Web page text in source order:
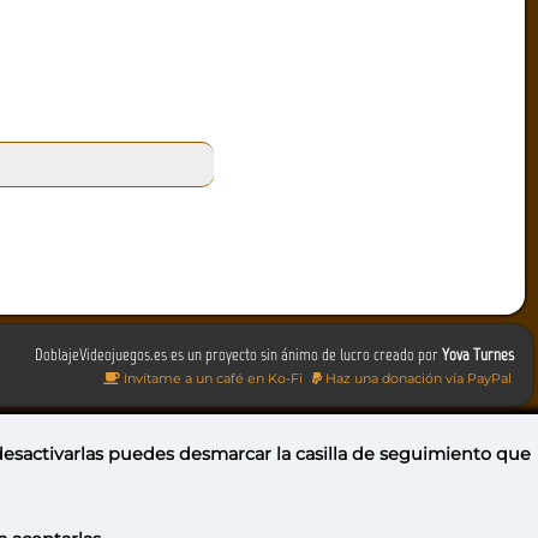
DoblajeVideojuegos.es es un proyecto sin ánimo de lucro creado porYova Turnes
Invítame a un café en Ko-Fi Haz una donación vía PayPal
puedesdesmarcar la casilla de seguimiento que